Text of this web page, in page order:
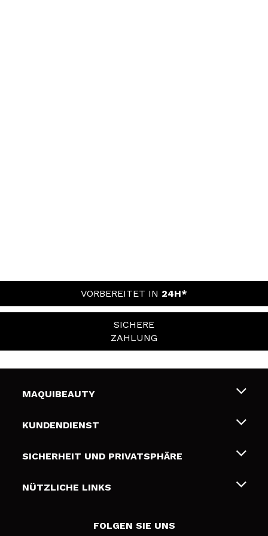
VORBEREITET IN 24H*
SICHERE
ZAHLUNG
MAQUIBEAUTY
Über uns
Geschenkkarten
KUNDENDIENST
Liefer- und Versandkosten
Zahlung
SICHERHEIT UND PRIVATSPHÄRE
Bedingungen und Datenschutz
NÜTZLICHE LINKS
FOLGEN SIE UNS